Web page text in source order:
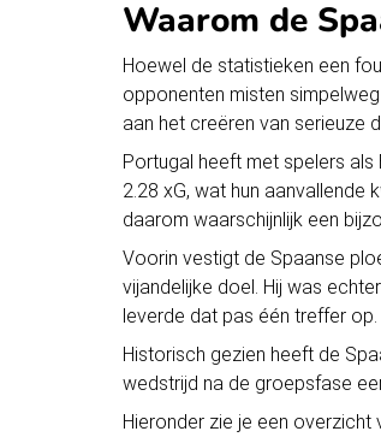
Waarom de
Hoewel de statistieken een
opponenten misten
aan het creëren van serieuze
Portugal heeft met spelers
2.28 xG, wat hun
daarom waarschijnlijk een
Voorin vestigt de Spaanse
vijandelijke doel. Hij was
leverde dat pas één treffer op.
Historisch gezien heeft de
wedstrijd na de groepsfase
Hieronder zie je een